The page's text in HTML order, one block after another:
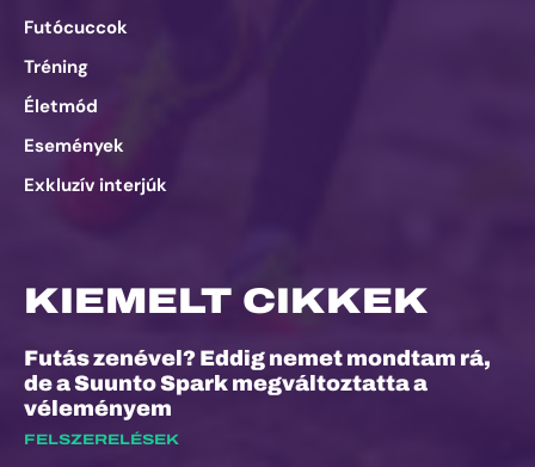
Futócuccok
Tréning
Életmód
Események
Exkluzív interjúk
KIEMELT CIKKEK
Futás zenével? Eddig nemet mondtam rá,
de a Suunto Spark megváltoztatta a
véleményem
FELSZERELÉSEK